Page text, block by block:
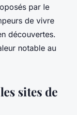
par le
de vivre
découvertes.
notable au
sites de